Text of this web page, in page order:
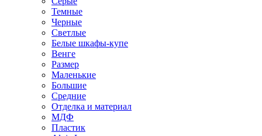
Темные
Черные
Светлые
Белые шкафы-купе
Венге
Размер
Маленькие
Большие
Средние
Отделка и материал
МДФ
Пластик